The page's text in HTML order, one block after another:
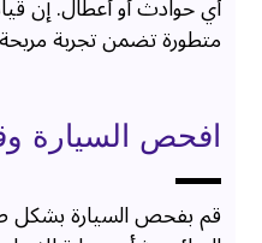
أي حوادث أو أعطال. إن
متطورة تضمن تجربة
افحص السيارة
قم بفحص السيارة بشكل